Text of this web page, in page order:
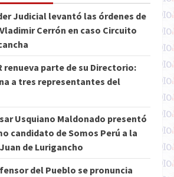
Judicial levantó las órdenes de
Cerrón en caso Circuito
renueva parte de su Directorio:
a tres representantes del
Usquiano Maldonado presentó
candidato de Somos Perú a la
de Lurigancho
del Pueblo se pronuncia